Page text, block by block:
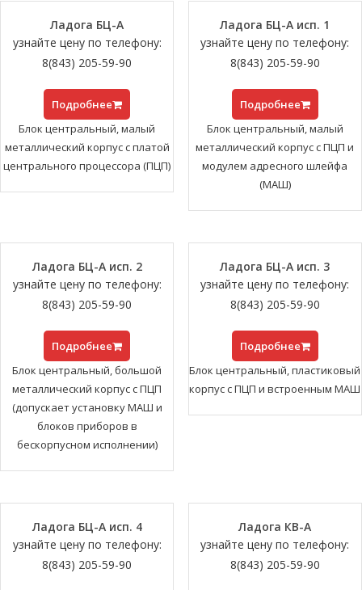
Ладога БЦ-А
узнайте цену по телефону:
8(843) 205-59-90
Подробнее
Блок центральный, малый
металлический корпус с платой
центрального процессора (ПЦП)
Ладога БЦ-А исп. 1
узнайте цену по телефону:
8(843) 205-59-90
Подробнее
Блок центральный, малый
металлический корпус с ПЦП и
модулем адресного шлейфа
(МАШ)
Ладога БЦ-А исп. 2
узнайте цену по телефону:
8(843) 205-59-90
Подробнее
Блок центральный, большой
металлический корпус с ПЦП
(допускает установку МАШ и
блоков приборов в
бескорпусном исполнении)
Ладога БЦ-А исп. 3
узнайте цену по телефону:
8(843) 205-59-90
Подробнее
Блок центральный, пластиковый
корпус с ПЦП и встроенным МАШ
Ладога БЦ-А исп. 4
узнайте цену по телефону:
8(843) 205-59-90
Ладога КВ-А
узнайте цену по телефону:
8(843) 205-59-90